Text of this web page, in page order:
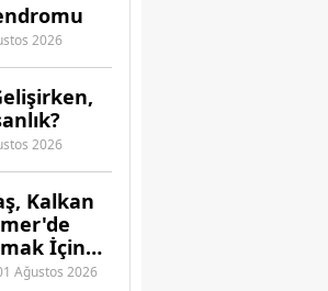
2026
2026
Kalkan
İçin
Ağustos 2026